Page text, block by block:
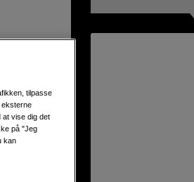
tilpasse
eksterne
at vise dig det
på "Jeg
kan